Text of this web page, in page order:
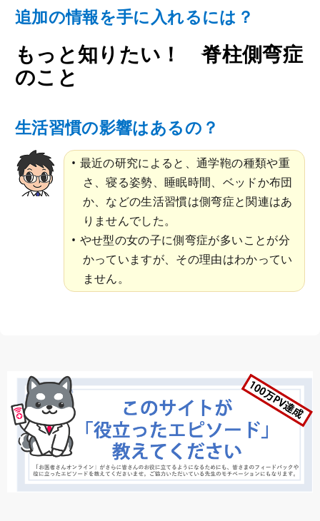
追加の情報を手に入れるには？
もっと知りたい！ 脊柱側弯症
のこと
生活習慣の影響はあるの？
最近の研究によると、通学鞄の種類や重
さ、寝る姿勢、睡眠時間、ベッドか布団
か、などの生活習慣は側弯症と関連はあ
りませんでした。
やせ型の女の子に側弯症が多いことが分
かっていますが、その理由はわかってい
ません。